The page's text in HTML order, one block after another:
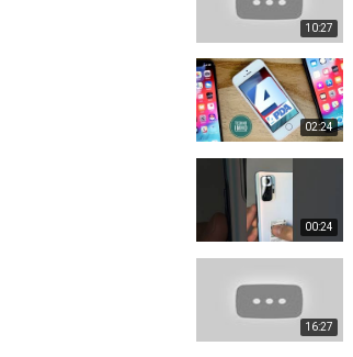
10:27
02:24
00:24
16:27